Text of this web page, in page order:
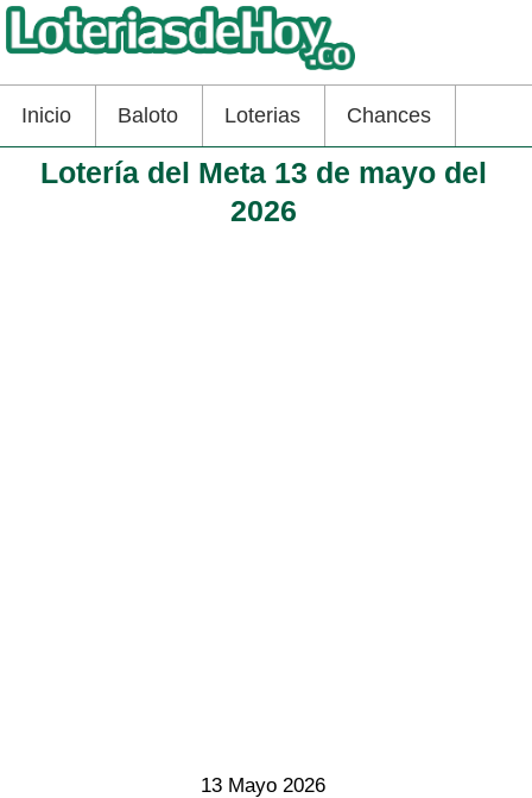
Inicio Baloto Loterias Chances
Lotería del Meta 13 de mayo del
2026
13 Mayo 2026